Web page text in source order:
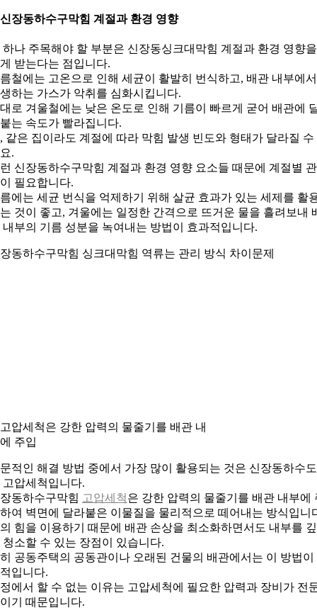
장동하수구막힘 계절과 환경 영향
하나 주목해야 할 부분은 신장동싱크대막힘 계절과 환경 영향을
받는다는 점입니다.
철에는 고온으로 인해 세균이 활발히 번식하고, 배관 내부에서
하는 가스가 악취를 심화시킵니다.
로 겨울철에는 낮은 온도로 인해 기름이 빠르게 굳어 배관에
는 속도가 빨라집니다.
같은 집이라도 계절에 따라 막힘 발생 빈도와 형태가 달라질 수
.
신장동하수구막힘 계절과 환경 영향 요소들 때문에 계절별
필요합니다.
에는 세균 번식을 억제하기 위해 살균 효과가 있는 세제를 활
것이 좋고, 겨울에는 일정한 간격으로 뜨거운 물을 흘려보내
내부의 기름 성분을 녹여내는 방법이 효과적입니다.
동하수구막힘 싱크대막힘 역류는 관리 방식 차이문제
압세척은 강한 압력의 물줄기를 배관 내
주입
적인 해결 방법 중에서 가장 많이 활용되는 것은 신장동하수
고압세척입니다.
동하수구막힘 고압세척은 강한 압력의 물줄기를 배관 내부에
여 벽면에 달라붙은 이물질을 물리적으로 떼어내는 방식입니
힘을 이용하기 때문에 배관 손상을 최소화하면서도 내부를
청소할 수 있는 장점이 있습니다.
공동주택의 공동관이나 오래된 건물의 배관에서는 이 방법이
입니다.
에서 할 수 없는 이유는 고압세척에 필요한 압력과 장비가 전
기 때문입니다.